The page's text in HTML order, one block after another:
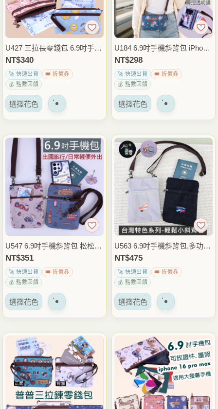
以
在
產
頁
上
擇
在
產
頁
上
擇
U427 三拉長零錢包 6.9吋手機
包 手拿包 多格拉鍊收納包 卡
片護照小物包 出國旅行隨身包
雨朵防水包
NT$340
🚀 快速出貨
🎟️ 折價券
💰 點數回饋
選擇花色 該
有
多
種
體。
可
以
在
產
頁
上
擇
U184 6.9吋手機斜背包 iPhone
17 Pro Max手機包 拉鍊散步小
側背包 6.7吋6.8吋適用 外出通
勤隨身包 雨朵防水包
NT$298
🚀 快速出貨
🎟️ 折價券
💰 點數回饋
選擇花色 該
有
多
種
變
體。
產
頁
上
擇
U547 6.9吋手機斜背包 松松小
側背包 手機包 零錢包 卡片小
物收納 出國旅行散步隨身包
NT$351
🚀 快速出貨
🎟️ 折價券
💰 點數回饋
選擇花色 該
有
多
種
變
體。
可
以
U563 6.9吋手機斜背包,多功能
小斜背,松松小側背 ｜電繡台
灣特色圖騰系列
NT$475
🚀 快速出貨
🎟️ 折價券
💰 點數回饋
選擇花色 該
有
多
種
變
體。
可
以